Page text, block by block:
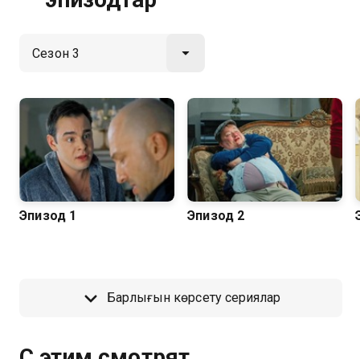
қолжетімді.
Эпизод 1 Эпизод 2
Барлығын көрсету сериялар